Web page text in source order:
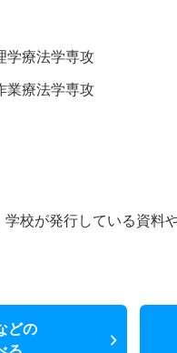
学療法学専攻
業療法学専攻
校が発行している資料
どの